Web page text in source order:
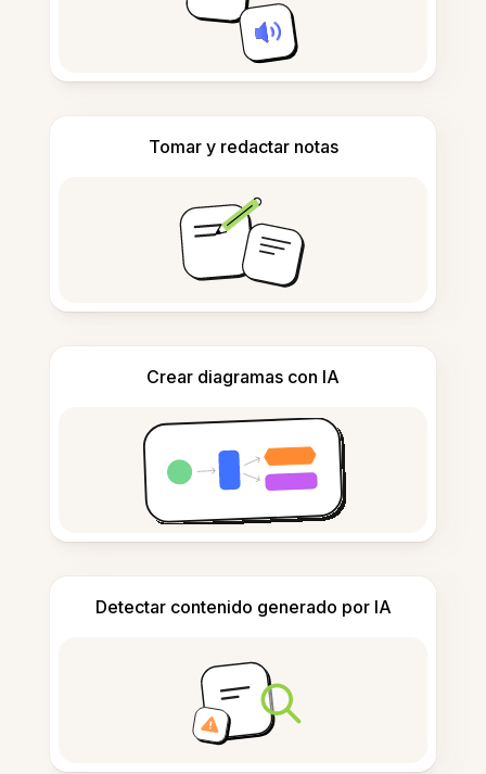
Tomar y redactar notas
Crear diagramas con IA
Detectar contenido generado por IA